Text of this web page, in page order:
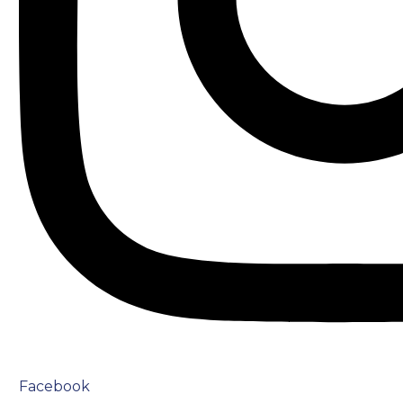
Facebook